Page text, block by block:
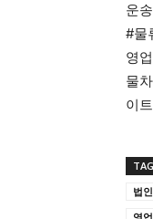
운
#물
영
물
이
법